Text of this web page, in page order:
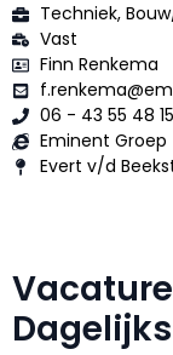
Techniek,
Vast
Finn Renkema
06 - 43 55 48 15
Eminent Groep
Evert v/d